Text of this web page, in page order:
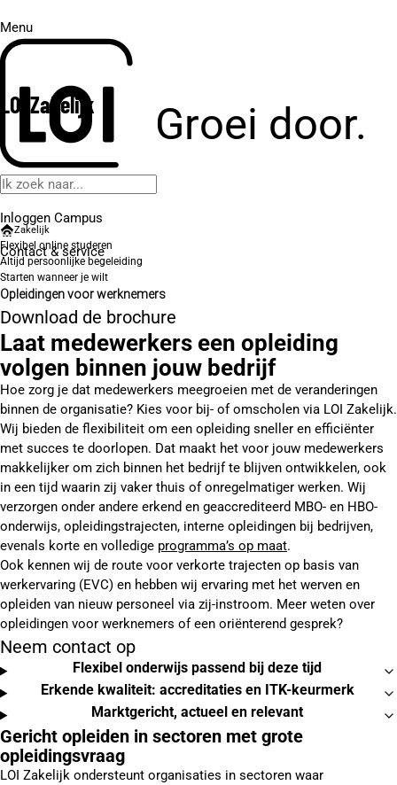
Menu
Groei door.
Inloggen Campus
Contact& service
LOI Zakelijk
Zakelijk
Flexibel online studeren
Altijd persoonlijke begeleiding
Starten wanneer je wilt
Opleidingen voor werknemers
Download de brochure
Laat medewerkers een opleiding
volgen binnen jouw bedrijf
Hoe zorg je dat medewerkers meegroeien met de veranderingen
binnen de organisatie? Kies voor bij- of omscholen via LOI Zakelijk.
Wij bieden de flexibiliteit om een opleiding sneller en efficiënter
met succes te doorlopen. Dat maakt het voor jouw medewerkers
makkelijker om zich binnen het bedrijf te blijven ontwikkelen, ook
in een tijd waarin zij vaker thuis of onregelmatiger werken. Wij
verzorgen onder andere erkend en geaccrediteerd MBO- en HBO-
onderwijs, opleidingstrajecten, interne opleidingen bij bedrijven,
evenals korte en volledige programma’s op maat.
Ook kennen wij de route voor verkorte trajecten op basis van
werkervaring (EVC) en hebben wij ervaring met het werven en
opleiden van nieuw personeel via zij-instroom. Meer weten over
opleidingen voor werknemers of een oriënterend gesprek?
Neem contact op
Flexibel onderwijs passend bij deze tijd
Erkende kwaliteit: accreditaties en ITK-keurmerk
Marktgericht, actueel en relevant
Gericht opleiden in sectoren met grote
opleidingsvraag
LOI Zakelijk ondersteunt organisaties in sectoren waar